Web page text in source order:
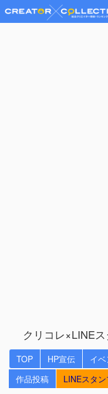
クリコレ×LINE
TOP HP宣伝 イ
作品投稿
LINEスタ